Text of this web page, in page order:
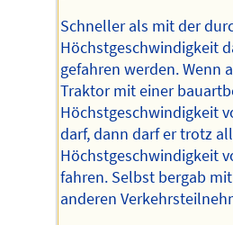
Schneller als mit der
Höchstgeschwindigkeit
gefahren werden. Wenn
Traktor mit einer
Höchstgeschwindigkeit
darf, dann darf er trotz
Höchstgeschwindigkeit
fahren. Selbst bergab
anderen